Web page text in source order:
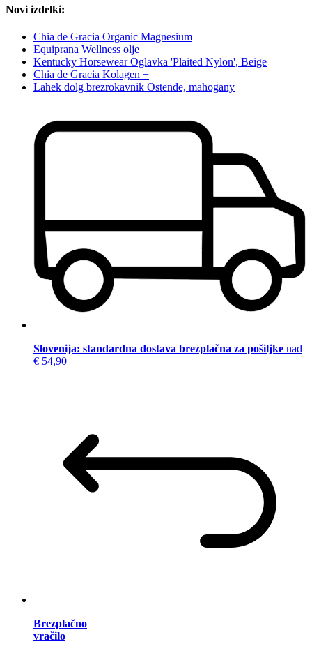
Novi izdelki:
Chia de Gracia Organic Magnesium
Equiprana Wellness olje
Kentucky Horsewear Oglavka 'Plaited Nylon', Beige
Chia de Gracia Kolagen +
Lahek dolg brezrokavnik Ostende, mahogany
Slovenija: standardna dostava brezplačna za pošiljke nad
€ 54,90
Brezplačno
vračilo